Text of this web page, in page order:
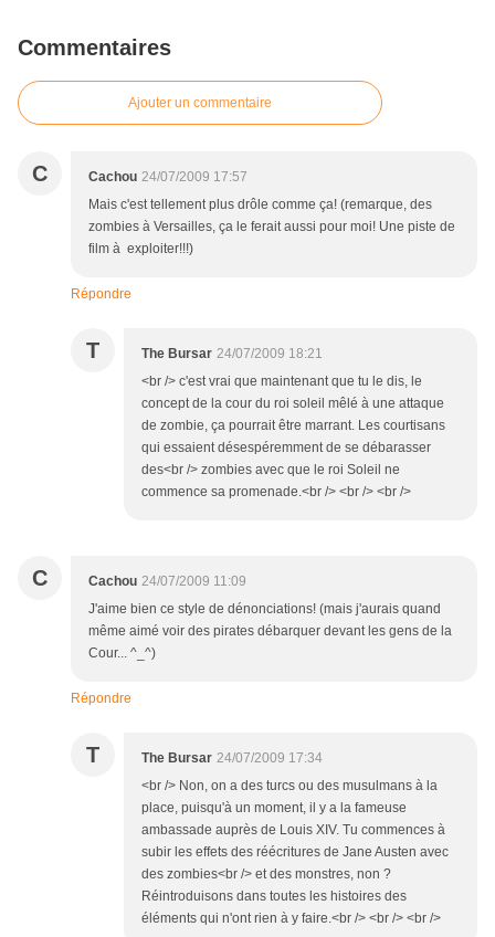
Commentaires
Ajouter un commentaire
C Cachou 24/07/2009 17:57
Mais c'est tellement plus drôle comme ça! (remarque, des
zombies à Versailles, ça le ferait aussi pour moi! Une piste de
film à exploiter!!!)
Répondre
T The Bursar 24/07/2009 18:21
<br /> c'est vrai que maintenant que tu le dis, le
concept de la cour du roi soleil mêlé à une attaque
de zombie, ça pourrait être marrant. Les courtisans
qui essaient désespéremment de se débarasser
des<br /> zombies avec que le roi Soleil ne
commence sa promenade.<br /> <br /> <br />
C Cachou 24/07/2009 11:09
J'aime bien ce style de dénonciations! (mais j'aurais quand
même aimé voir des pirates débarquer devant les gens de la
Cour... ^_^)
Répondre
T The Bursar 24/07/2009 17:34
<br /> Non, on a des turcs ou des musulmans à la
place, puisqu'à un moment, il y a la fameuse
ambassade auprès de Louis XIV. Tu commences à
subir les effets des réécritures de Jane Austen avec
des zombies<br /> et des monstres, non ?
Réintroduisons dans toutes les histoires des
éléments qui n'ont rien à y faire.<br /> <br /> <br />